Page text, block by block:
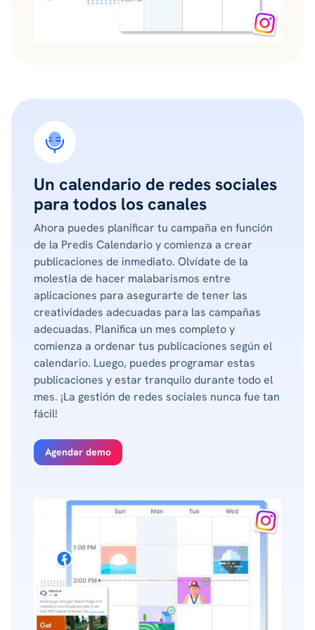
Un calendario de redes sociales
para todos los canales
Ahora puedes planificar tu campaña en función
de la Predis Calendario y comienza a crear
publicaciones de inmediato. Olvídate de la
molestia de hacer malabarismos entre
aplicaciones para asegurarte de tener las
creatividades adecuadas para las campañas
adecuadas. Planifica un mes completo y
comienza a ordenar tus publicaciones según el
calendario. Luego, puedes programar estas
publicaciones y estar tranquilo durante todo el
mes. ¡La gestión de redes sociales nunca fue tan
fácil!
Agendar demo